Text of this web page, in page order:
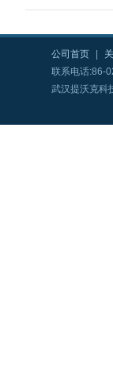
公司首页
联系电话:86-
武汉提沃克科